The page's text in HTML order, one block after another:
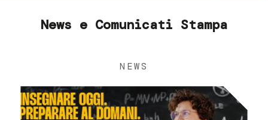
News e Comunicati Stampa
NEWS